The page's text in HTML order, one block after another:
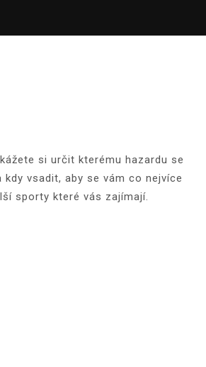
si určit kterému hazardu se
kdy vsadit, aby se vám co nejvíce
sporty které vás zajímají.